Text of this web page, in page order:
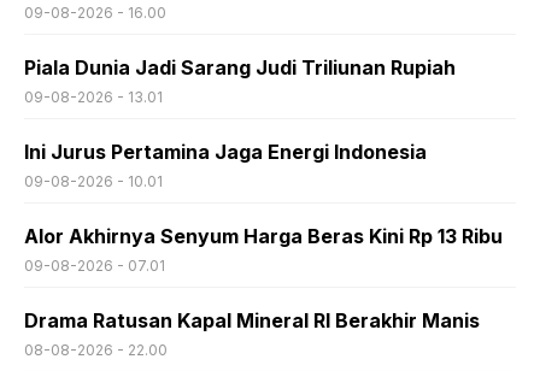
09-08-2026 - 16.00
Piala Dunia Jadi Sarang Judi Triliunan Rupiah
09-08-2026 - 13.01
Ini Jurus Pertamina Jaga Energi Indonesia
09-08-2026 - 10.01
Alor Akhirnya Senyum Harga Beras Kini Rp 13 Ribu
09-08-2026 - 07.01
Drama Ratusan Kapal Mineral RI Berakhir Manis
08-08-2026 - 22.00